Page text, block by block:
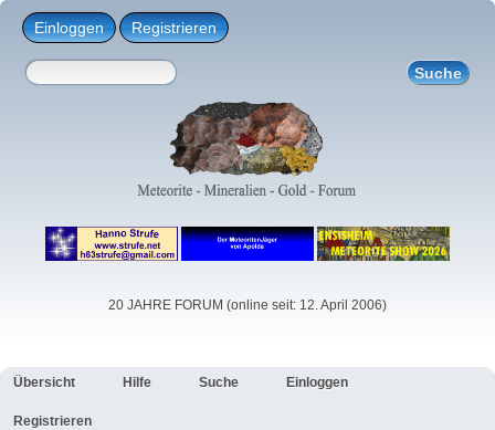
Einloggen Registrieren
20 JAHRE FORUM (online seit: 12. April 2006)
Übersicht Hilfe Suche Einloggen
Registrieren